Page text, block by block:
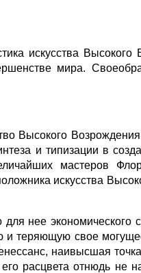
искусства
мира.
Возрождения
и типизации в
мастеров
искусства
нее
теряющую свое
наивысшая
расцвета отнюдь не